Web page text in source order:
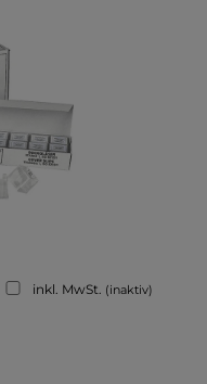
inkl. MwSt. (inaktiv)